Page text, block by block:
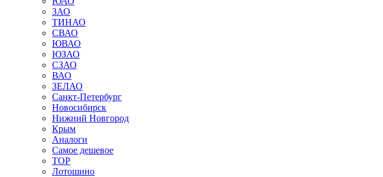
ЗАО
ТИНАО
СВАО
ЮВАО
ЮЗАО
СЗАО
ВАО
ЗЕЛАО
Санкт-Петербург
Новосибирск
Нижний Новгород
Крым
Аналоги
Самое дешевое
TOP
Лотошино